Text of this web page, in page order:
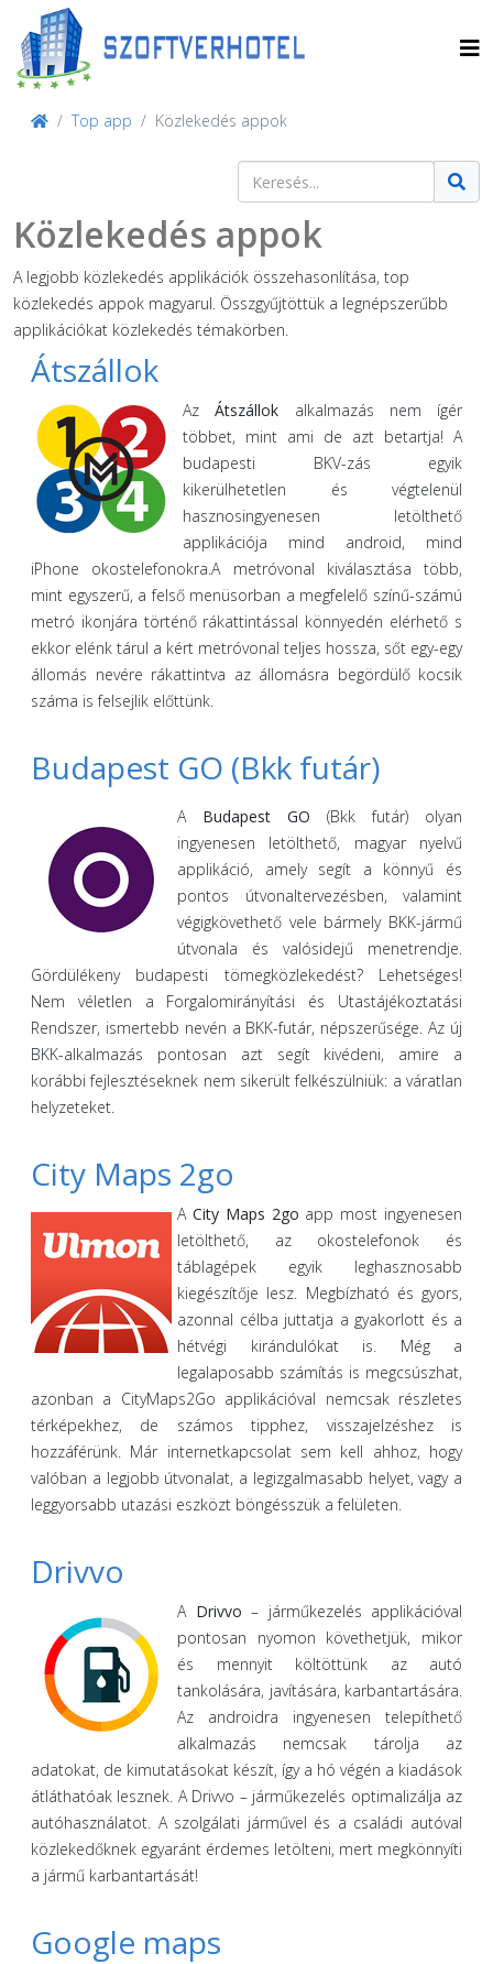
Top app Közlekedés appok
Keresés
Közlekedés appok
A legjobb közlekedés applikációk összehasonlítása, top
közlekedés appok magyarul. Összgyűjtöttük a legnépszerűbb
applikációkat közlekedés témakörben.
Átszállok
AzÁtszállok alkalmazás nem ígér
többet, mint ami de azt betartja! A
budapesti BKV-zás egyik
kikerülhetetlen és végtelenül
hasznosingyenesen letölthető
applikációja mind android, mind
iPhone okostelefonokra.A metróvonal kiválasztása több,
mint egyszerű, a felső menüsorban a megfelelő színű-számú
metró ikonjára történő rákattintással könnyedén elérhető s
ekkor elénk tárul a kért metróvonal teljes hossza, sőt egy-egy
állomás nevére rákattintva az állomásra begördülő kocsik
száma is felsejlik előttünk.
Budapest GO (Bkk futár)
A Budapest GO (Bkk futár) olyan
ingyenesen letölthető, magyar nyelvű
applikáció, amely segít a könnyű és
pontos útvonaltervezésben, valamint
végigkövethető vele bármely BKK-jármű
útvonala és valósidejű menetrendje.
Gördülékeny budapesti tömegközlekedést? Lehetséges!
Nem véletlen a Forgalomirányítási és Utastájékoztatási
Rendszer, ismertebb nevén a BKK-futár, népszerűsége. Az új
BKK-alkalmazás pontosan azt segít kivédeni, amire a
korábbi fejlesztéseknek nem sikerült felkészülniük: a váratlan
helyzeteket.
City Maps 2go
A City Maps 2go app most ingyenesen
letölthető, az okostelefonok és
táblagépek egyik leghasznosabb
kiegészítője lesz. Megbízható és gyors,
azonnal célba juttatja a gyakorlott és a
hétvégi kirándulókat is. Még a
legalaposabb számítás is megcsúszhat,
azonban a CityMaps2Go applikációval nemcsak részletes
térképekhez, de számos tipphez, visszajelzéshez is
hozzáférünk. Már internetkapcsolat sem kell ahhoz, hogy
valóban a legjobb útvonalat, a legizgalmasabb helyet, vagy a
leggyorsabb utazási eszközt böngésszük a felületen.
Drivvo
A Drivvo – járműkezelés applikációval
pontosan nyomon követhetjük, mikor
és mennyit költöttünk az autó
tankolására, javítására, karbantartására.
Az androidra ingyenesen telepíthető
alkalmazás nemcsak tárolja az
adatokat, de kimutatásokat készít, így a hó végén a kiadások
átláthatóak lesznek. A Drivvo – járműkezelés optimalizálja az
autóhasználatot. A szolgálati járművel és a családi autóval
közlekedőknek egyaránt érdemes letölteni, mert megkönnyíti
a jármű karbantartását!
Google maps